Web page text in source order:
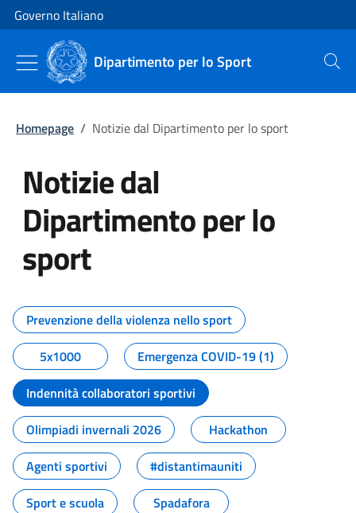
Vai al contenuto
Vai alla navigazione del sito
Governo Italiano
Dipartimento per lo Sport Cerca
Homepage / Notizie dal Dipartimento per lo sport
Notizie dal
Dipartimento per lo
sport
Tutti i contenuti della pagina
Prevenzione della violenza nello sport
5x1000
Emergenza COVID-19 (1)
Indennità collaboratori sportivi
Olimpiadi invernali 2026
Hackathon
Agenti sportivi
#distantimauniti
Sport e scuola
Spadafora